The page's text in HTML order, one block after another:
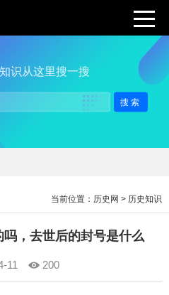
识从这里搜一搜
搜索
当前位置： 历史网 > 历史知识
，去世后的封号是什么
11 200